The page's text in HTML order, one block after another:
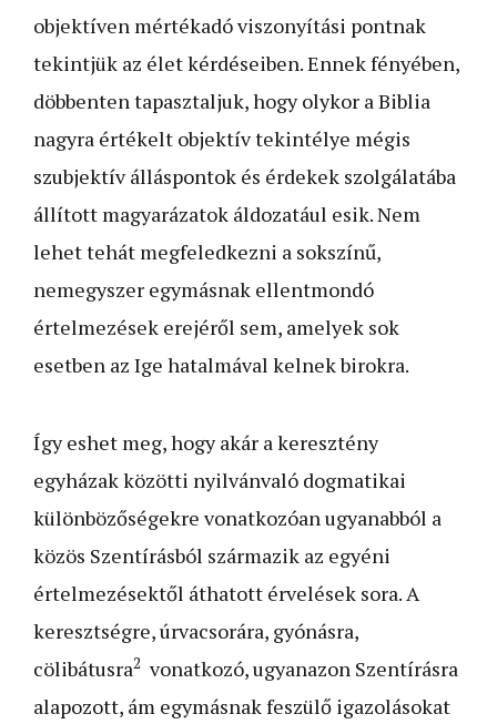
objektíven mértékadó viszonyítási pontnak
tekintjük az élet kérdéseiben. Ennek fényében,
döbbenten tapasztaljuk, hogy olykor a Biblia
nagyra értékelt objektív tekintélye mégis
szubjektív álláspontok és érdekek szolgálatába
állított magyarázatok áldozatául esik. Nem
lehet tehát megfeledkezni a sokszínű,
nemegyszer egymásnak ellentmondó
értelmezések erejéről sem, amelyek sok
esetben az Ige hatalmával kelnek birokra.
Így eshet meg, hogy akár a keresztény
egyházak közötti nyilvánvaló dogmatikai
különbözőségekre vonatkozóan ugyanabból a
közös Szentírásból származik az egyéni
értelmezésektől áthatott érvelések sora. A
keresztségre, úrvacsorára, gyónásra,
cölibátusra2 vonatkozó, ugyanazon Szentírásra
alapozott, ám egymásnak feszülő igazolásokat